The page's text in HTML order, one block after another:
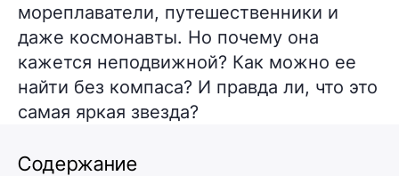
мореплаватели, путешественники и
даже космонавты. Но почему она
кажется неподвижной? Как можно ее
найти без компаса? И правда ли, что это
самая яркая звезда?
Содержание